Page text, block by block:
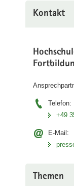
Kontakt
Telefon:
+49
E-Mail:
Themen